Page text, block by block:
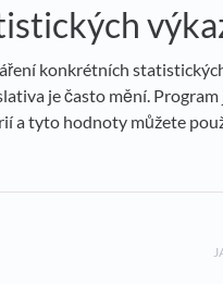
konkrétních
je často mění.
a tyto hodnoty můžete